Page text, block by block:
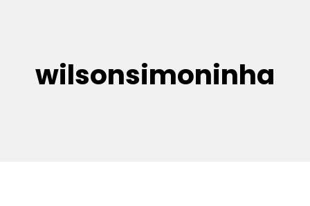
wilsonsimoninha